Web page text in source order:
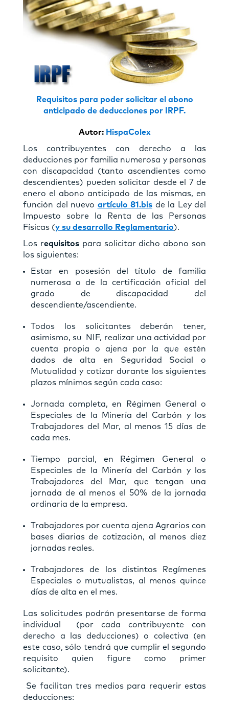
Requisitos para poder solicitar el abono
anticipado de deducciones por IRPF.
Autor:HispaColex
Los contribuyentes con derecho a las
deducciones por familia numerosa y personas
con discapacidad (tanto ascendientes como
descendientes) pueden solicitar desde el 7 de
enero el abono anticipado de las mismas, en
función del nuevo artículo 81.bis de la Ley del
Impuesto sobre la Renta de las Personas
Físicas (y su desarrollo Reglamentario).
Los requisitos para solicitar dicho abono son
los siguientes:
Estar en posesión del título de familia
numerosa o de la certificación oficial del
grado de discapacidad del
descendiente/ascendiente.
Todos los solicitantes deberán tener,
asimismo, su NIF, realizar una actividad por
cuenta propia o ajena por la que estén
dados de alta en Seguridad Social o
Mutualidad y cotizar durante los siguientes
plazos mínimos según cada caso:
Jornada completa, en Régimen General o
Especiales de la Minería del Carbón y los
Trabajadores del Mar, al menos 15 días de
cada mes.
Tiempo parcial, en Régimen General o
Especiales de la Minería del Carbón y los
Trabajadores del Mar, que tengan una
jornada de al menos el 50% de la jornada
ordinaria de la empresa.
Trabajadores por cuenta ajena Agrarios con
bases diarias de cotización, al menos diez
jornadas reales.
Trabajadores de los distintos Regímenes
Especiales o mutualistas, al menos quince
días de alta en el mes.
Las solicitudes podrán presentarse de forma
individual (por cada contribuyente con
derecho a las deducciones) o colectiva (en
este caso, sólo tendrá que cumplir el segundo
requisito quien figure como primer
solicitante).
Se facilitan tres medios para requerir estas
deducciones: